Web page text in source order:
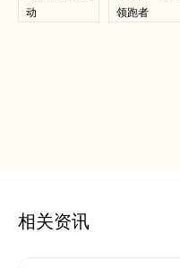
动
领跑者
相关资讯